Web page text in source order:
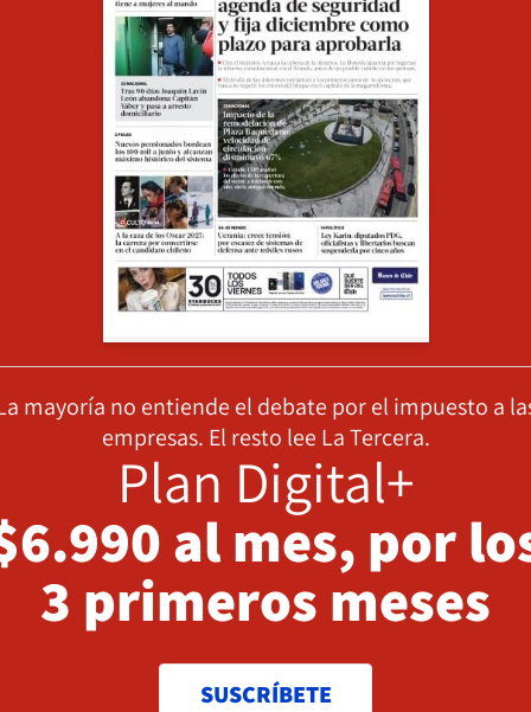
mayoría no entiende el debate por el impuesto a
empresas. El resto lee La Tercera.
Plan Digital+
al mes, por
3 primeros meses
SUSCRÍBETE